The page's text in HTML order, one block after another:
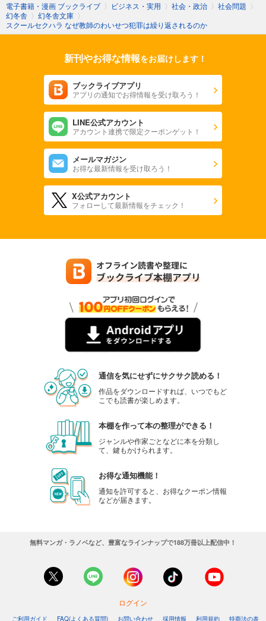
電子書籍・漫画 ブックライブ 〉 ビジネス・実用 〉 社会・政治 〉 社会問題 〉
幻冬舎 〉 幻冬舎文庫 〉
スクールセクハラ なぜ教師のわいせつ犯罪は繰り返されるのか
新刊やお得な情報をお届けします！
ブックライブアプリ
アプリの通知でお得情報を受け取ろう！
LINE公式アカウント
アカウント連携で限定クーポンゲット！
メールマガジン
お得な最新情報を受け取ろう！
X公式アカウント
フォローして最新情報をチェック！
通信を気にせずにサクサク読める！
作品をダウンロードすれば、いつでもど
こでも読書が楽しめます。
本棚を作って本の整理ができる！
ジャンルや作家ごとなどに本を分類し
て、鍵もかけられます。
お得な通知機能！
通知を許可すると、お得なクーポン情報
などが届きます。
無料マンガ・ラノベなど、豊富なラインナップで188万冊以上配信中！
ログイン
ご利用ガイド FAQ(よくある質問) お問い合わせ 採用情報 利用規約 特商法の表